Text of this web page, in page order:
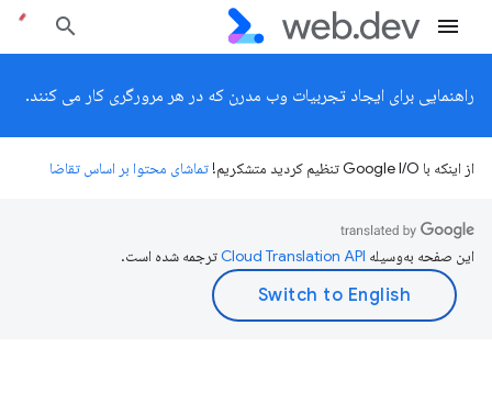
راهنمایی برای ایجاد تجربیات وب مدرن که در هر مرورگری کار می کنند.
از اینکه با Google I/O تنظیم کردید متشکریم! تماشای محتوا بر اساس تقاضا
این صفحه به‌وسیله ترجمه شده است.